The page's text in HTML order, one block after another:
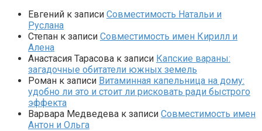
Евгений к записи Совместимость Натальи и
Руслана
Степан к записи Совместимость имен Кирилл и
Алена
Анастасия Тарасова к записи Капские вараны:
загадочные обитатели южных земель
Роман к записи Витаминная капельница на дому:
удобно ли это и стоит ли рисковать ради быстрого
эффекта
Варвара Медведева к записи Совместимость имен
Антон и Ольга